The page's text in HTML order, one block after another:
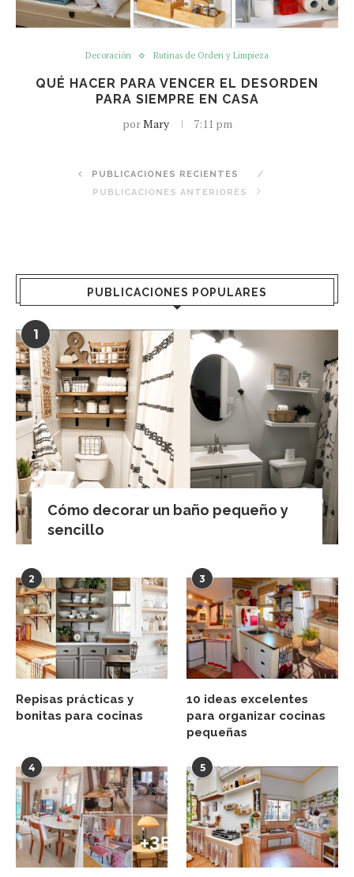
Decoración Rutinas de Orden y Limpieza
QUÉ HACER PARA VENCER EL DESORDEN
PARA SIEMPRE EN CASA
porMary 7:11 pm
PUBLICACIONES RECIENTES
PUBLICACIONES ANTERIORES
PUBLICACIONES POPULARES
1
Cómo decorar un baño pequeño y
sencillo
2
Repisas prácticas y
bonitas para cocinas
3
10 ideas excelentes
para organizar cocinas
pequeñas
4 5